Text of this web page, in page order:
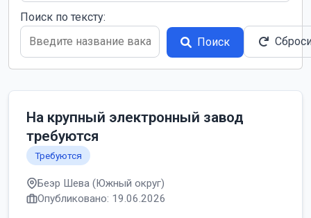
Поиск по тексту:
Поиск
На крупный электронный завод
требуются
Требуются
Беэр Шева (Южный округ)
Опубликовано: 19.06.2026